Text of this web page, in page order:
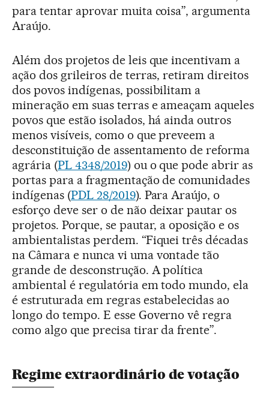
para tentar aprovar muita coisa”, argumenta
Araújo.
Além dos projetos de leis que incentivam a
ação dos grileiros de terras, retiram direitos
dos povos indígenas, possibilitam a
mineração em suas terras e ameaçam aqueles
povos que estão isolados, há ainda outros
menos visíveis, como o que preveem a
desconstituição de assentamento de reforma
agrária (PL 4348/2019) ou o que pode abrir as
portas para a fragmentação de comunidades
indígenas (PDL 28/2019). Para Araújo, o
esforço deve ser o de não deixar pautar os
projetos. Porque, se pautar, a oposição e os
ambientalistas perdem. “Fiquei três décadas
na Câmara e nunca vi uma vontade tão
grande de desconstrução. A política
ambiental é regulatória em todo mundo, ela
é estruturada em regras estabelecidas ao
longo do tempo. E esse Governo vê regra
como algo que precisa tirar da frente”.
Regime extraordinário de votação